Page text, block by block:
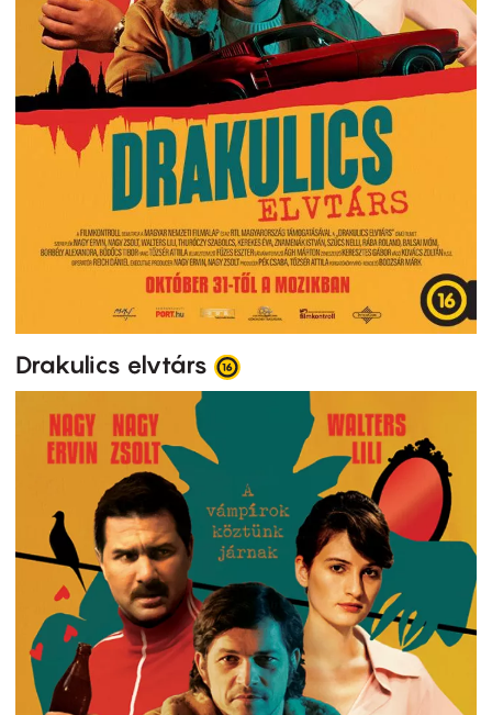
Drakulics elvtárs